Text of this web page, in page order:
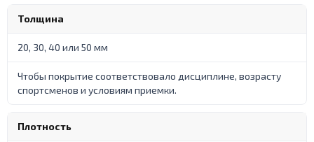
Толщина
20, 30, 40 или 50 мм
Чтобы покрытие соответствовало дисциплине, возрасту
спортсменов и условиям приемки.
Плотность